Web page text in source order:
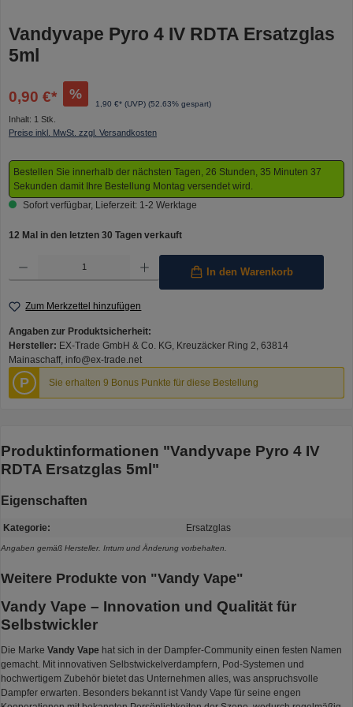
Vandyvape Pyro 4 IV RDTA Ersatzglas
5ml
0,90 €* %
1,90 €* (UVP) (52.63% gespart)
Inhalt: 1 Stk.
Preise inkl. MwSt. zzgl. Versandkosten
Bestellen Sie innerhalb der nächsten Tagen, 26 Stunden, 35 Minuten 37
Sekunden damit Ihre Bestellung Montag versendet wird.
Sofort verfügbar, Lieferzeit: 1-2 Werktage
12 Mal in den letzten 30 Tagen verkauft
Produkt Anzahl: Gib den gewünschten Wert ein oder benutze die Schaltflächen um die
In den Warenkorb
Zum Merkzettel hinzufügen
Angaben zur Produktsicherheit:
Hersteller: EX-Trade GmbH & Co. KG, Kreuzäcker Ring 2, 63814
Mainaschaff, info@ex-trade.net
P Sie erhalten 9 Bonus Punkte für diese Bestellung
Produktinformationen "Vandyvape Pyro 4 IV
RDTA Ersatzglas 5ml"
Eigenschaften
Kategorie: Ersatzglas
Angaben gemäß Hersteller. Irrtum und Änderung vorbehalten.
Weitere Produkte von "Vandy Vape"
Vandy Vape – Innovation und Qualität für
Selbstwickler
Die Marke Vandy Vape hat sich in der Dampfer-Community einen festen Namen
gemacht. Mit innovativen Selbstwickelverdampfern, Pod-Systemen und
hochwertigem Zubehör bietet das Unternehmen alles, was anspruchsvolle
Dampfer erwarten. Besonders bekannt ist Vandy Vape für seine engen